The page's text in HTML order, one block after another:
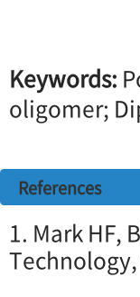
Keywords:
oligomer;
References
1. Mark HF,